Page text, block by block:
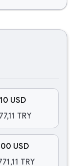
10 USD
TRY
USD
TRY